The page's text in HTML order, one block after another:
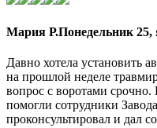
Мария Р.Понедельник 25,
Давно хотела установить
на прошлой неделе
вопрос с воротами
помогли сотрудники
проконсультировал и дал